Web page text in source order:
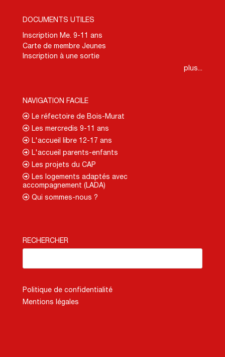
DOCUMENTS UTILES
Inscription Me. 9-11 ans
Carte de membre Jeunes
Inscription à une sortie
plus...
NAVIGATION FACILE
Le réfectoire de Bois-Murat
Les mercredis 9-11 ans
L'accueil libre 12-17 ans
L'accueil parents-enfants
Les projets du CAP
Les logements adaptés avec
accompagnement (LADA)
Qui sommes-nous ?
RECHERCHER
Politique de confidentialité
Mentions légales